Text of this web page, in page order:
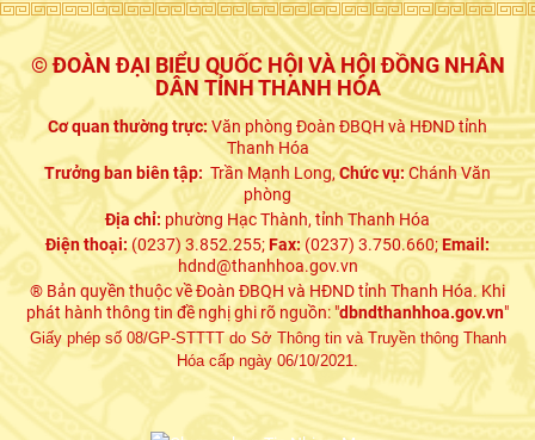
© ĐOÀN ĐẠI BIỂU QUỐC HỘI VÀ HỘI ĐỒNG NHÂN
DÂN TỈNH THANH HÓA
Cơ quan thường trực:Văn phòng Đoàn ĐBQH và HĐND tỉnh
Thanh Hóa
Trưởng ban biên tập: Trần Mạnh Long,Chức vụ:Chánh Văn
phòng
Địa chỉ: phường Hạc Thành, tỉnh Thanh Hóa
Điện thoại:(0237) 3.852.255;Fax:(0237) 3.750.660;Email:
hdnd@thanhhoa.gov.vn
® Bản quyền thuộc về Đoàn ĐBQH và HĐND tỉnh Thanh Hóa. Khi
phát hành thông tin đề nghị ghi rõ nguồn: "dbndthanhhoa.gov.vn"
Giấy phép số 08/GP-STTTT do Sở Thông tin và Truyền thông Thanh
Hóa cấp ngày 06/10/2021.